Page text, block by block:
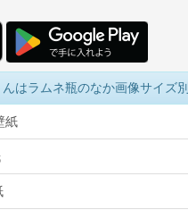
はラムネ瓶のなか画像サイズ別
紙